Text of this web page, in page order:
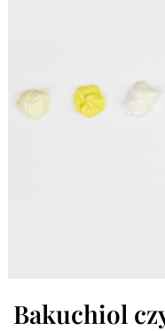
Bakuchiol